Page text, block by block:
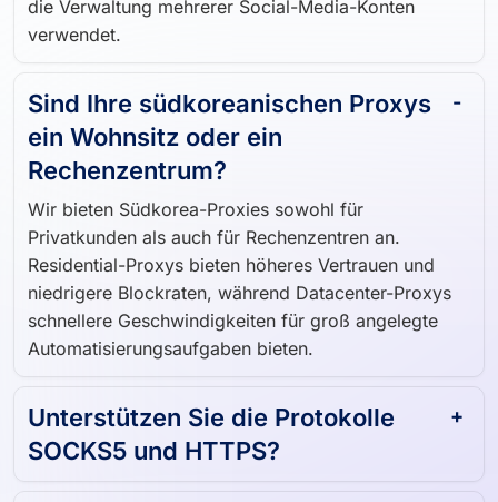
die Verwaltung mehrerer Social-Media-Konten
verwendet.
Sind Ihre südkoreanischen Proxys
ein Wohnsitz oder ein
Rechenzentrum?
Wir bieten Südkorea-Proxies sowohl für
Privatkunden als auch für Rechenzentren an.
Residential-Proxys bieten höheres Vertrauen und
niedrigere Blockraten, während Datacenter-Proxys
schnellere Geschwindigkeiten für groß angelegte
Automatisierungsaufgaben bieten.
Unterstützen Sie die Protokolle
SOCKS5 und HTTPS?